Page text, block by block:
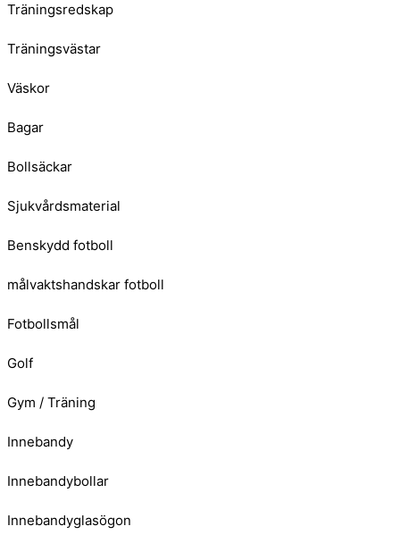
Träningsredskap
Träningsvästar
Väskor
Bagar
Bollsäckar
Sjukvårdsmaterial
Benskydd fotboll
målvaktshandskar fotboll
Fotbollsmål
Golf
Gym / Träning
Innebandy
Innebandybollar
Innebandyglasögon